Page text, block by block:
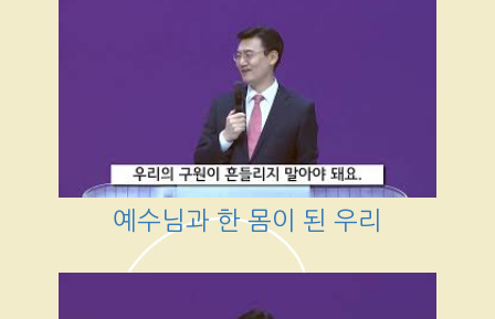
예수님과 한 몸이 된 우리